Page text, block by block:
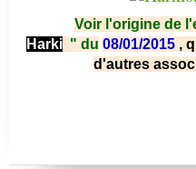
Voir l'origine de
Harki " du 08/01/2015 ,
d'autres